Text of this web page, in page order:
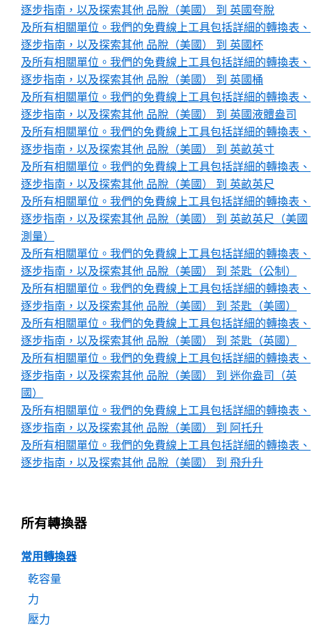
逐步指南，以及探索其他 品脫（美國） 到 英國夸脫
及所有相關單位。我們的免費線上工具包括詳細的轉換表、
逐步指南，以及探索其他 品脫（美國） 到 英國杯
及所有相關單位。我們的免費線上工具包括詳細的轉換表、
逐步指南，以及探索其他 品脫（美國） 到 英國桶
及所有相關單位。我們的免費線上工具包括詳細的轉換表、
逐步指南，以及探索其他 品脫（美國） 到 英國液體盎司
及所有相關單位。我們的免費線上工具包括詳細的轉換表、
逐步指南，以及探索其他 品脫（美國） 到 英畝英寸
及所有相關單位。我們的免費線上工具包括詳細的轉換表、
逐步指南，以及探索其他 品脫（美國） 到 英畝英尺
及所有相關單位。我們的免費線上工具包括詳細的轉換表、
逐步指南，以及探索其他 品脫（美國） 到 英畝英尺（美國
測量）
及所有相關單位。我們的免費線上工具包括詳細的轉換表、
逐步指南，以及探索其他 品脫（美國） 到 茶匙（公制）
及所有相關單位。我們的免費線上工具包括詳細的轉換表、
逐步指南，以及探索其他 品脫（美國） 到 茶匙（美國）
及所有相關單位。我們的免費線上工具包括詳細的轉換表、
逐步指南，以及探索其他 品脫（美國） 到 茶匙（英國）
及所有相關單位。我們的免費線上工具包括詳細的轉換表、
逐步指南，以及探索其他 品脫（美國） 到 迷你盎司（英
國）
及所有相關單位。我們的免費線上工具包括詳細的轉換表、
逐步指南，以及探索其他 品脫（美國） 到 阿托升
及所有相關單位。我們的免費線上工具包括詳細的轉換表、
逐步指南，以及探索其他 品脫（美國） 到 飛升升
所有轉換器
常用轉換器
乾容量
力
壓力